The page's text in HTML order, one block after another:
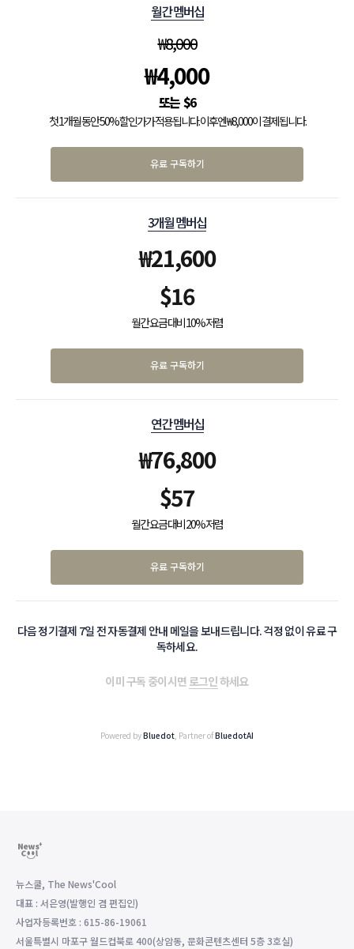
월간 멤버십
₩8,000
₩4,000
$6
첫 1개월 동안 50% 할인가가 적용됩니다. 이후엔 ₩8,000이 결제됩니다.
유료 구독하기
3개월 멤버십
₩21,600
$16
월간 요금 대비 10% 저렴
유료 구독하기
연간 멤버십
₩76,800
$57
월간 요금 대비 20% 저렴
유료 구독하기
다음 정기결제 7일 전 자동결제 안내 메일을 보내드립니다. 걱정 없이 유료 구
독하세요.
이미 구독 중이시면 로그인하세요
Powered byBluedot , Partner ofBluedotAI
뉴스쿨, The News'Cool
대표 : 서은영(발행인 겸 편집인)
사업자등록번호 : 615-86-19061
서울특별시 마포구 월드컵북로 400(상암동, 문화콘텐츠센터 5층 3호실)